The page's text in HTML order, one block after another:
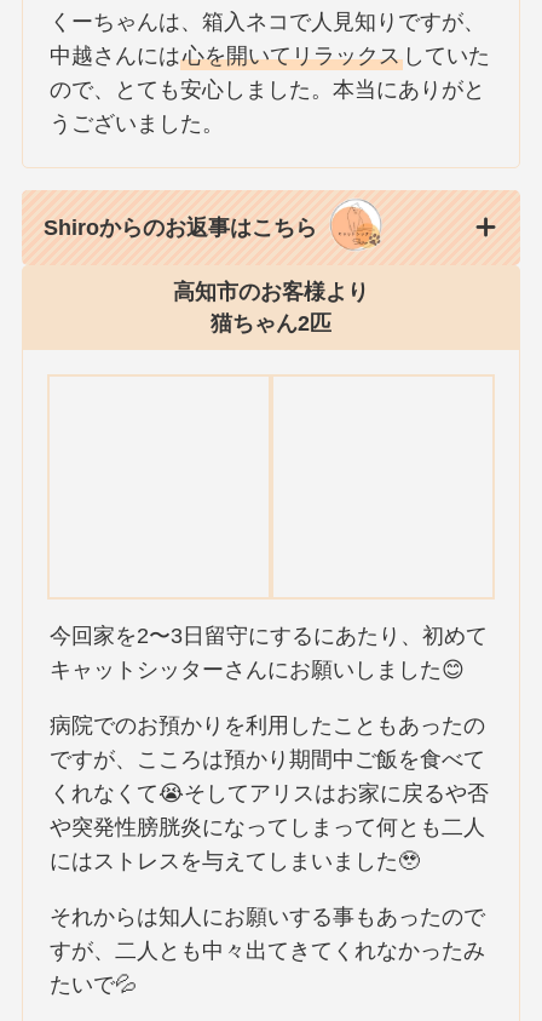
くーちゃんは、箱入ネコで人見知りですが、
中越さんには心を開いてリラックス していた
ので、とても安心しました。本当にありがと
うございました。
Shiroからのお返事はこちら
高知市のお客様より
猫ちゃん2匹
今回家を2〜3日留守にするにあたり、初めて
キャットシッターさんにお願いしました😊
病院でのお預かりを利用したこともあったの
ですが、こころは預かり期間中ご飯を食べて
くれなくて😭そしてアリスはお家に戻るや否
や突発性膀胱炎になってしまって何とも二人
にはストレスを与えてしまいました🥹
それからは知人にお願いする事もあったので
すが、二人とも中々出てきてくれなかったみ
たいで💦